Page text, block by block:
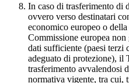
In caso di trasferimento di
ovvero verso destinatari
economico europeo o
Commissione europea
dati sufficiente (paesi terzi
adeguato di protezione), il
trasferimento avvalendosi
normativa vigente, tra cui,